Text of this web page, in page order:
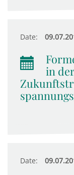
Date:
in
Date: